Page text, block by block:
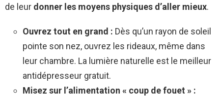
de leur donner les moyens physiques d’aller mieux.
Ouvrez tout en grand : Dès qu’un rayon de soleil
pointe son nez, ouvrez les rideaux, même dans
leur chambre. La lumière naturelle est le meilleur
antidépresseur gratuit.
Misez sur l’alimentation « coup de fouet » :